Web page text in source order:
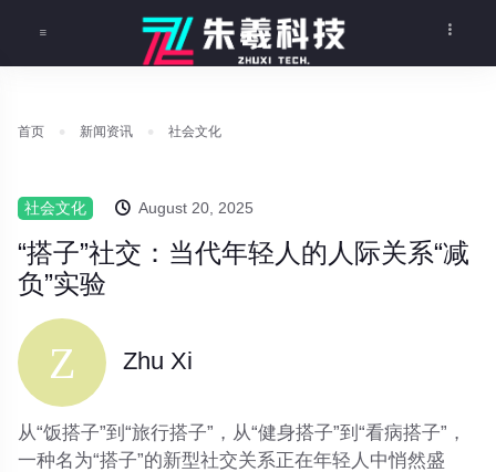
首页 新闻资讯 社会文化
社会文化 August 20, 2025
“搭子”社交：当代年轻人的人际关系“减
负”实验
Zhu Xi
从“饭搭子”到“旅行搭子”，从“健身搭子”到“看病搭子”，
一种名为“搭子”的新型社交关系正在年轻人中悄然盛